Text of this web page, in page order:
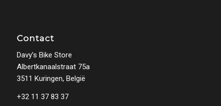
Contact
Davy’s Bike Store
Albertkanaalstraat 75a
3511 Kuringen, België
+32 11 37 83 37